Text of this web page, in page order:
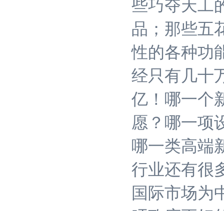
些巧夺天工
品；那些五
性的各种功
经只有几十
亿！哪一个
愿？哪一项
哪一类高端
行业还有很
国际市场为